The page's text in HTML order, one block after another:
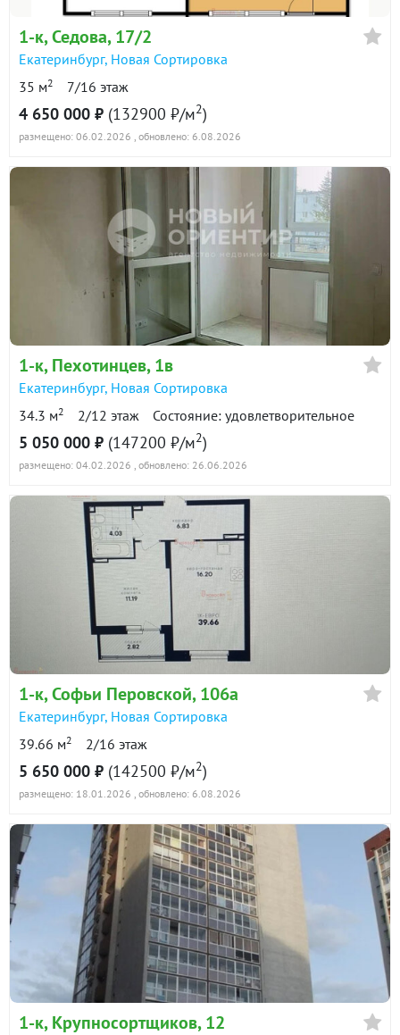
1-к, Седова, 17/2
Екатеринбург, Новая Сортировка
35 м2 7/16 этаж
4 650 000 ₽ (132900 ₽/м2)
размещено: 06.02.2026 , обновлено: 6.08.2026
1-к, Пехотинцев, 1в
Екатеринбург, Новая Сортировка
34.3 м2 2/12 этаж Состояние: удовлетворительное
5 050 000 ₽ (147200 ₽/м2)
размещено: 04.02.2026 , обновлено: 26.06.2026
1-к, Софьи Перовской, 106а
Екатеринбург, Новая Сортировка
39.66 м2 2/16 этаж
5 650 000 ₽ (142500 ₽/м2)
размещено: 18.01.2026 , обновлено: 6.08.2026
1-к, Крупносортщиков, 12